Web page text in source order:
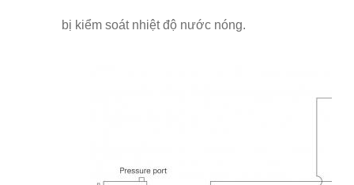
bị kiểm soát nhiệt độ nước nóng.